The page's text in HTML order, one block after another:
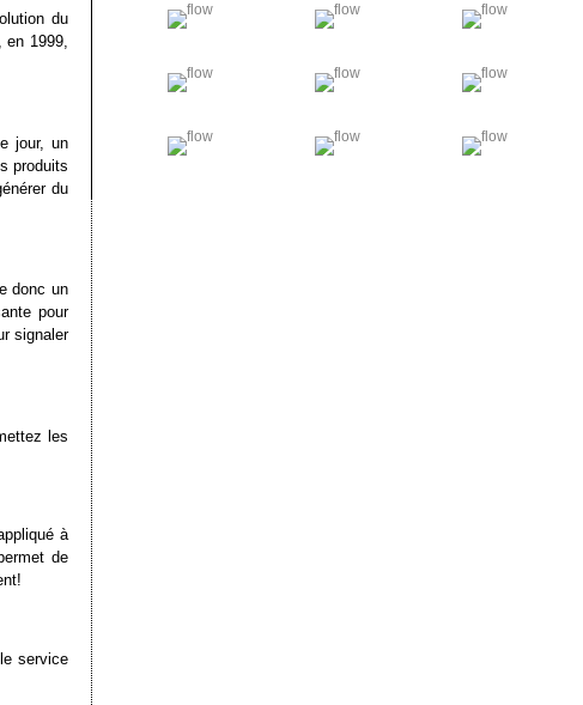
du
en 1999,
jour, un
produits
du
donc un
pour
signaler
les
à
de
service